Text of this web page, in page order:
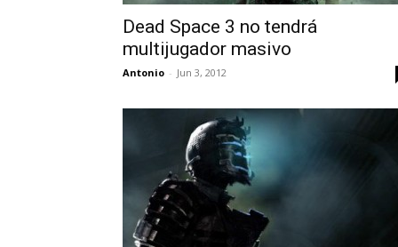
Dead Space 3 no tendrá
multijugador masivo
Antonio - Jun 3, 2012